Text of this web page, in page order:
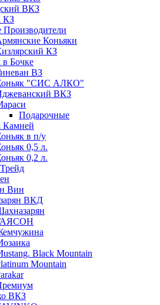
ВКЗ
КЗ
Производители
Коньяки
КЗ
в Бочке
ВЗ
"СИС АЛКО"
ВКЗ
Подарочные
Камней
в п/у
0,5 л.
0,2 л.
Вин
ВКД
Black Mountain
Mountain
ВКЗ